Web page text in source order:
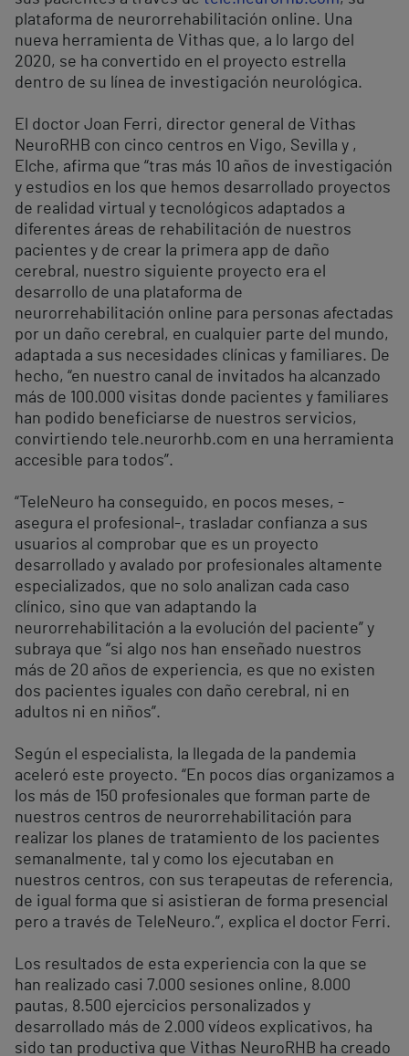
plataforma de neurorrehabilitación online. Una
nueva herramienta de Vithas que, a lo largo del
2020, se ha convertido en el proyecto estrella
dentro de su línea de investigación neurológica.
El doctor Joan Ferri, director general de Vithas
NeuroRHB con cinco centros en Vigo, Sevilla y ,
Elche, afirma que “tras más 10 años de investigación
y estudios en los que hemos desarrollado proyectos
de realidad virtual y tecnológicos adaptados a
diferentes áreas de rehabilitación de nuestros
pacientes y de crear la primera app de daño
cerebral, nuestro siguiente proyecto era el
desarrollo de una plataforma de
neurorrehabilitación online para personas afectadas
por un daño cerebral, en cualquier parte del mundo,
adaptada a sus necesidades clínicas y familiares. De
hecho, “en nuestro canal de invitados ha alcanzado
más de 100.000 visitas donde pacientes y familiares
han podido beneficiarse de nuestros servicios,
convirtiendo tele.neurorhb.com en una herramienta
accesible para todos”.
“TeleNeuro ha conseguido, en pocos meses, -
asegura el profesional-, trasladar confianza a sus
usuarios al comprobar que es un proyecto
desarrollado y avalado por profesionales altamente
especializados, que no solo analizan cada caso
clínico, sino que van adaptando la
neurorrehabilitación a la evolución del paciente” y
subraya que “si algo nos han enseñado nuestros
más de 20 años de experiencia, es que no existen
dos pacientes iguales con daño cerebral, ni en
adultos ni en niños”.
Según el especialista, la llegada de la pandemia
aceleró este proyecto. “En pocos días organizamos a
los más de 150 profesionales que forman parte de
nuestros centros de neurorrehabilitación para
realizar los planes de tratamiento de los pacientes
semanalmente, tal y como los ejecutaban en
nuestros centros, con sus terapeutas de referencia,
de igual forma que si asistieran de forma presencial
pero a través de TeleNeuro.”, explica el doctor Ferri.
Los resultados de esta experiencia con la que se
han realizado casi 7.000 sesiones online, 8.000
pautas, 8.500 ejercicios personalizados y
desarrollado más de 2.000 vídeos explicativos, ha
sido tan productiva que Vithas NeuroRHB ha creado